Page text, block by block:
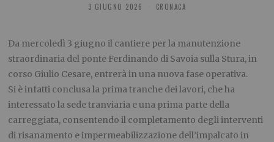
3 GIUGNO 2026 CRONACA
Da mercoledì 3 giugno il cantiere per la manutenzione
straordinaria del ponte Ferdinando di Savoia sulla Stura, in
corso Giulio Cesare, entrerà in una nuova fase operativa.
Si è infatti conclusa la prima tranche dei lavori, che ha
interessato la sede tranviaria e una prima parte della
carreggiata, consentendo il completamento degli interventi
di risanamento e impermeabilizzazione dell’impalcato in